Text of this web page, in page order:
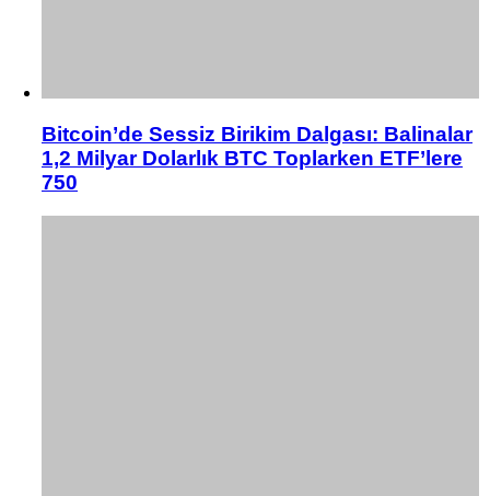
Bitcoin’de Sessiz Birikim Dalgası: Balinalar
1,2 Milyar Dolarlık BTC Toplarken ETF’lere
750